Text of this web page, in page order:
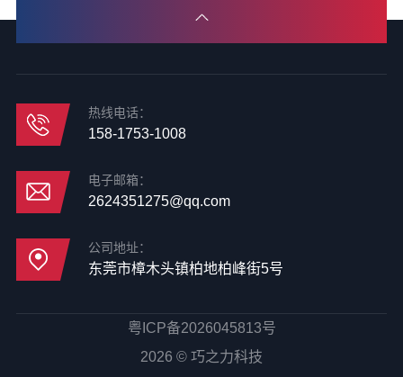
热线电话：
158-1753-1008
电子邮箱：
2624351275@qq.com
公司地址：
东莞市樟木头镇柏地柏峰街5号
粤ICP备2026045813号
2026 © 巧之力科技